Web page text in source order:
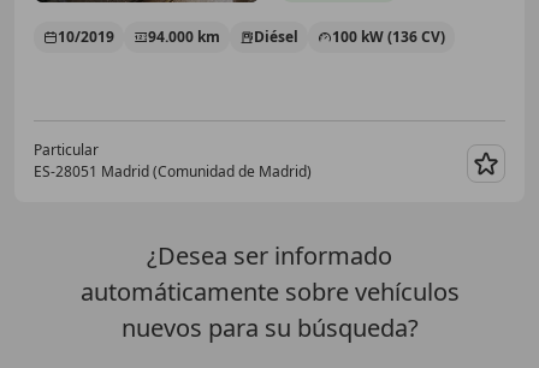
10/2019 94.000 km Diésel 100 kW (136 CV)
Particular
ES-28051 Madrid (Comunidad de Madrid)
¿Desea ser informado
automáticamente sobre vehículos
nuevos para su búsqueda?